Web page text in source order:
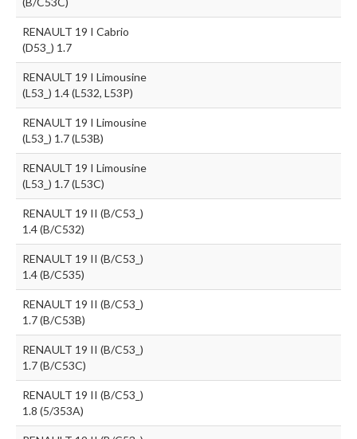
RENAULT 19 I Cabrio
(D53_) 1.7
RENAULT 19 I Limousine
(L53_) 1.4 (L532, L53P)
RENAULT 19 I Limousine
(L53_) 1.7 (L53B)
RENAULT 19 I Limousine
(L53_) 1.7 (L53C)
RENAULT 19 II (B/C53_)
1.4 (B/C532)
RENAULT 19 II (B/C53_)
1.4 (B/C535)
RENAULT 19 II (B/C53_)
1.7 (B/C53B)
RENAULT 19 II (B/C53_)
1.7 (B/C53C)
RENAULT 19 II (B/C53_)
1.8 (5/353A)